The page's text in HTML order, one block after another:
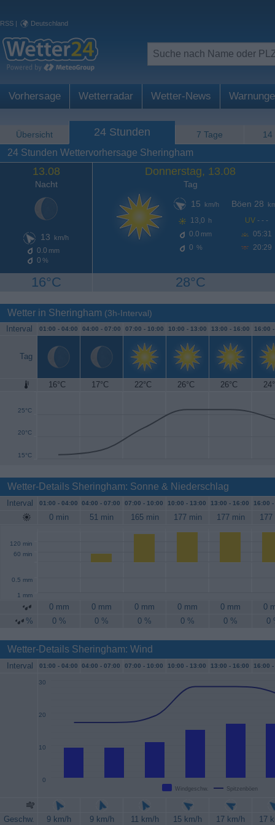
RSS | Deutschland
Vorhersage Wetterradar Wetter-News
Übersicht 24 Stunden 7 Tage 14
24 Stunden Wettervorhersage Sheringham
13.08
Nacht
13 km/h
0.0 mm
0 %
16°C
Donnerstag, 13.08
Tag
15
km/h
13,0 h
0.0 mm
0 %
Böen 28
UV - - -
05:31
20:29
28°C
Wetter in Sheringham (3h-Interval)
Interval 01:00 - 04:00 04:00 - 07:00 07:00 - 10:00 10:00 - 13:00 13:00 - 16:00 16:00
Tag
16°C 17°C 22°C 26°C 26°C
15°C
20°C
25°C
30°C
Wetter-Details Sheringham: Sonne & Niederschlag
Interval 01:00 - 04:00 04:00 - 07:00 07:00 - 10:00 10:00 - 13:00 13:00 - 16:00 16:00 -
0 min 51 min 165 min 177 min 177 min 177
60 min
120 min
0.5 mm
1 mm
0 mm 0 mm 0 mm 0 mm 0 mm
0
%
0 % 0 % 0 % 0 % 0 % 0
Wetter-Details Sheringham: Wind
Interval 01:00 - 04:00 04:00 - 07:00 07:00 - 10:00 10:00 - 13:00 13:00 - 16:00 16:00 -
Windgeschw. Spitzenböen
0
10
20
30
Geschw. 9 km/h 9 km/h 11 km/h 15 km/h 17 km/h
17